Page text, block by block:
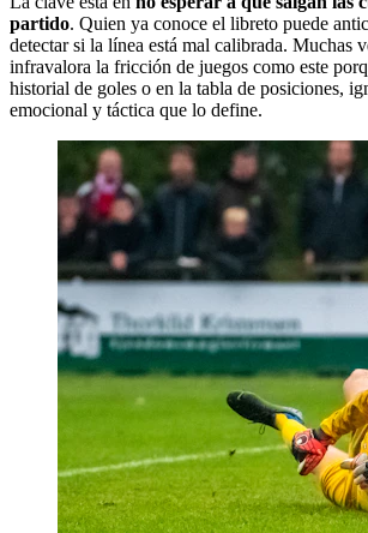
partido. Quien ya conoce el libreto puede
detectar si la línea está mal calibrada. Muchas
infravalora la fricción de juegos como este
historial de goles o en la tabla de posiciones,
emocional y táctica que lo define.